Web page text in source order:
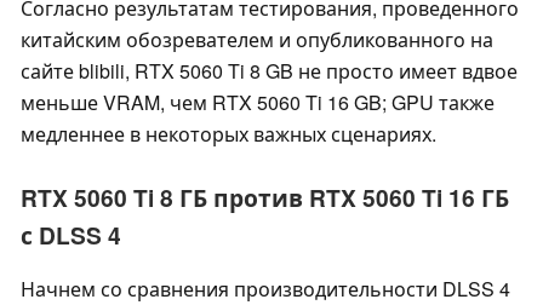
Согласно результатам тестирования, проведенного
китайским обозревателем и опубликованного на
сайте blibili, RTX 5060 Ti 8 GB не просто имеет вдвое
меньше VRAM, чем RTX 5060 Ti 16 GB; GPU также
медленнее в некоторых важных сценариях.
RTX 5060 Ti 8 ГБ против RTX 5060 Ti 16 ГБ
с DLSS 4
Начнем со сравнения производительности DLSS 4